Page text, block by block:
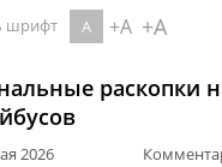
шрифт A +A +A
раскопки
2026